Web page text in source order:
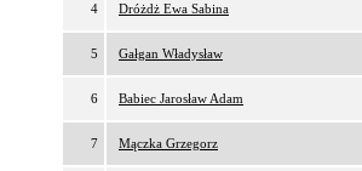
4 Dróżdż Ewa Sabina
5 Gałgan Władysław
6 Babiec Jarosław Adam
7 Mączka Grzegorz